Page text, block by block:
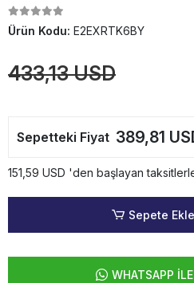
Ürün Kodu: E2EXRTK6BY
433,13 USD
Sepetteki Fiyat 389,81
151,59 USD 'den başlayan
Sepete Ekle
WHATSAPP